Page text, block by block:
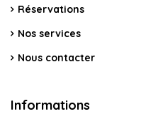
Réservations
Nos services
Nous contacter
Informations